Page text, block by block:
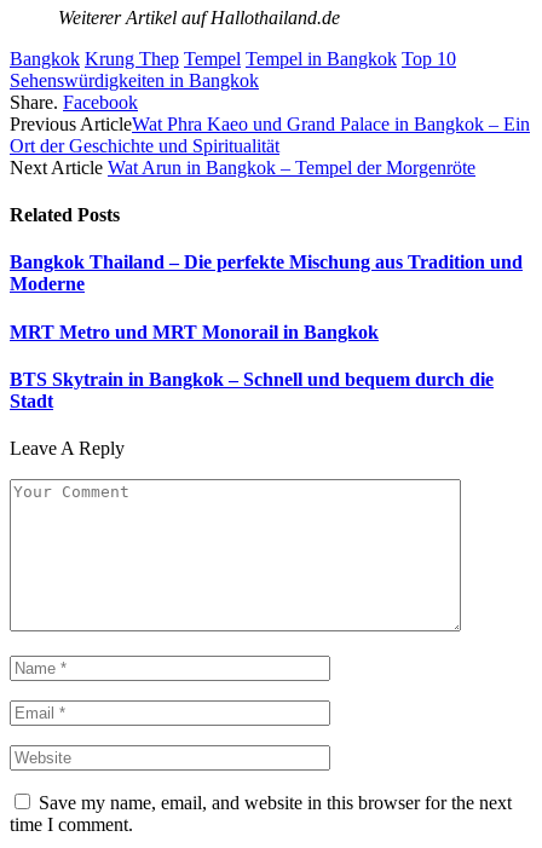
Weiterer Artikel auf Hallothailand.de
Bangkok Krung Thep Tempel Tempel in Bangkok Top 10
Sehenswürdigkeiten in Bangkok​
Share. Facebook
Previous ArticleWat Phra Kaeo und Grand Palace in Bangkok – Ein
Ort der Geschichte und Spiritualität
Next Article Wat Arun in Bangkok – Tempel der Morgenröte
Related Posts
Bangkok Thailand – Die perfekte Mischung aus Tradition und
Moderne
MRT Metro und MRT Monorail in Bangkok
BTS Skytrain in Bangkok – Schnell und bequem durch die
Stadt
Leave A Reply
Save my name, email, and website in this browser for the next
time I comment.